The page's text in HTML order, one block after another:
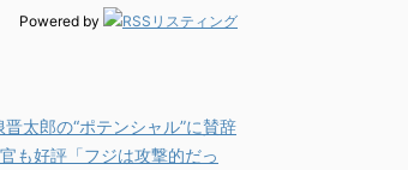
Powered by
太郎の“ポテンシャル”に賛辞
も好評「フジは攻撃的だっ